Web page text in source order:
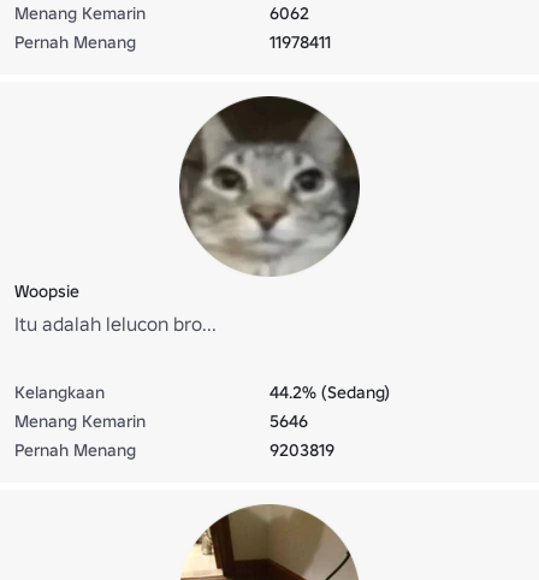
Menang Kemarin
6062
Pernah Menang
11978411
Woopsie
Itu adalah lelucon bro...
Kelangkaan
44.2% (Sedang)
Menang Kemarin
5646
Pernah Menang
9203819